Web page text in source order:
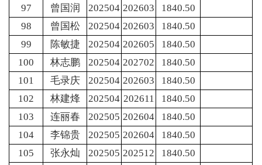
97
曾国润 202504 202603
1840.50
98
曾国松 202504 202603
1840.50
99
陈敏捷 202504 202605
1840.50
100
林志鹏 202504 202702
1840.50
101
毛录庆 202504 202603
1840.50
102
林建烽 202504 202611
1840.50
103
连丽春 202505 202604
1840.50
104
李锦贵 202505 202604
1840.50
105
张永灿 202505 202512
1840.50